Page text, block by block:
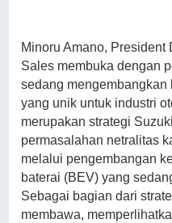
Minoru Amano, President
Sales membuka dengan
sedang mengembangkan
yang unik untuk industri
merupakan strategi
permasalahan netralitas
melalui pengembangan
baterai (BEV) yang
Sebagai bagian dari
membawa,